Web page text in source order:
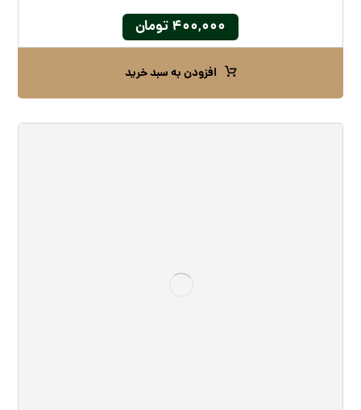
۴۰۰,۰۰۰تومان
افزودن به سبد خرید